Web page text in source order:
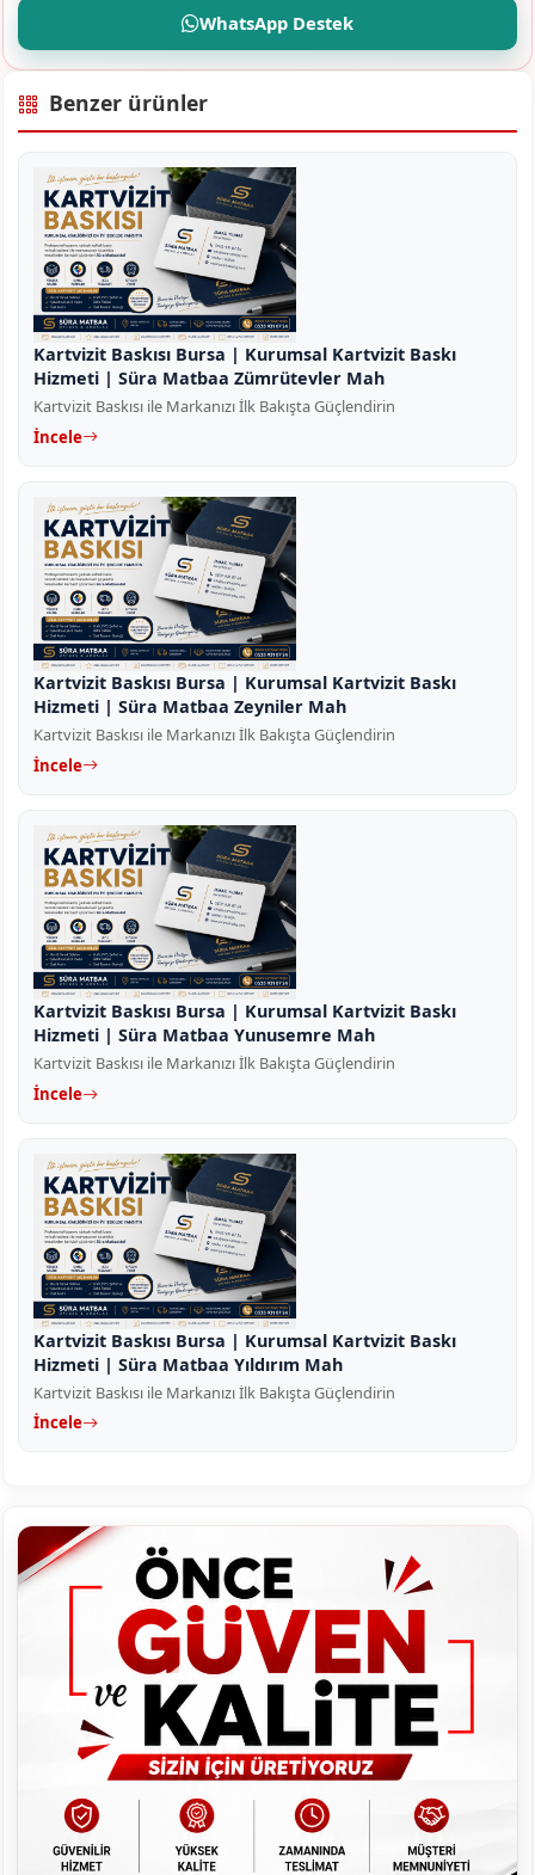
WhatsApp Destek
Benzer ürünler
Kartvizit Baskısı Bursa | Kurumsal Kartvizit Baskı
Hizmeti | Süra Matbaa Zümrütevler Mah
Kartvizit Baskısı ile Markanızı İlk Bakışta Güçlendirin
İncele
Kartvizit Baskısı Bursa | Kurumsal Kartvizit Baskı
Hizmeti | Süra Matbaa Zeyniler Mah
Kartvizit Baskısı ile Markanızı İlk Bakışta Güçlendirin
İncele
Kartvizit Baskısı Bursa | Kurumsal Kartvizit Baskı
Hizmeti | Süra Matbaa Yunusemre Mah
Kartvizit Baskısı ile Markanızı İlk Bakışta Güçlendirin
İncele
Kartvizit Baskısı Bursa | Kurumsal Kartvizit Baskı
Hizmeti | Süra Matbaa Yıldırım Mah
Kartvizit Baskısı ile Markanızı İlk Bakışta Güçlendirin
İncele